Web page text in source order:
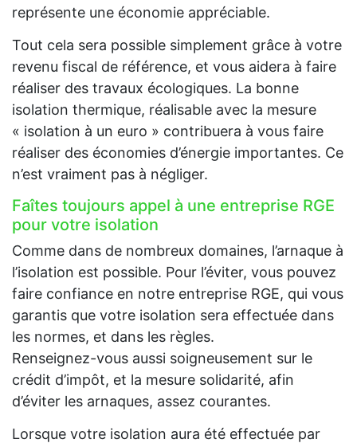
représente une économie appréciable.
Tout cela sera possible simplement grâce à votre
revenu fiscal de référence, et vous aidera à faire
réaliser des travaux écologiques. La bonne
isolation thermique, réalisable avec la mesure
« isolation à un euro » contribuera à vous faire
réaliser des économies d’énergie importantes. Ce
n’est vraiment pas à négliger.
Faîtes toujours appel à une entreprise RGE
pour votre isolation
Comme dans de nombreux domaines, l’arnaque à
l’isolation est possible. Pour l’éviter, vous pouvez
faire confiance en notre entreprise RGE, qui vous
garantis que votre isolation sera effectuée dans
les normes, et dans les règles.
Renseignez-vous aussi soigneusement sur le
crédit d’impôt, et la mesure solidarité, afin
d’éviter les arnaques, assez courantes.
Lorsque votre isolation aura été effectuée par